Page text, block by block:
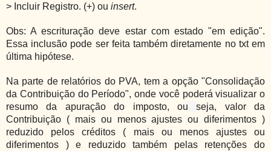
> Incluir Registro. (+) ou insert.
Obs: A escrituração deve estar com estado "em edição".
Essa inclusão pode ser feita também diretamente no txt em
última hipótese.
Na parte de relatórios do PVA, tem a opção "Consolidação
da Contribuição do Período", onde você poderá visualizar o
resumo da apuração do imposto, ou
seja, valor da
Contribuição ( mais ou menos ajustes ou diferimentos )
reduzido pelos créditos ( mais ou menos ajustes ou
diferimentos ) e reduzido também pelas retenções do